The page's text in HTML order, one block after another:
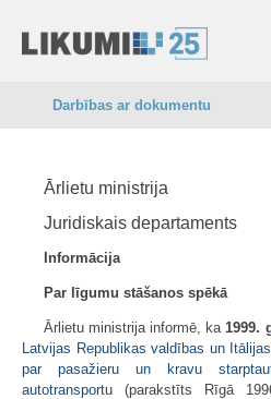
Darbības ar dokumentu
Ārlietu ministrija
Juridiskais departaments
Informācija
Par līgumu stāšanos spēkā
Ārlietu ministrija informē, ka1999.
Latvijas Republikas valdības un
par pasažieru un kravu
autotransportu (parakstīts Rīgā